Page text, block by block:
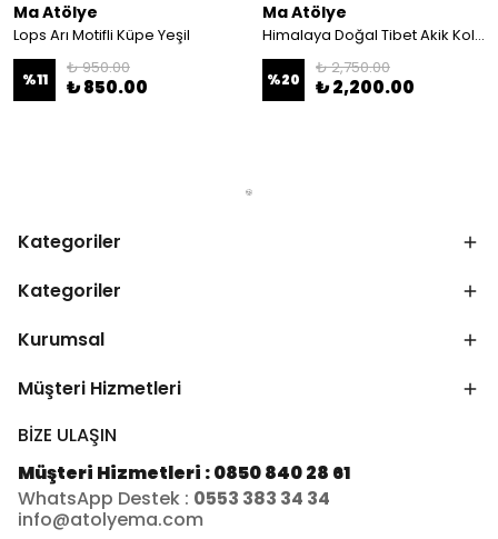
Ma Atölye
Lops Arı Motifli Küpe Yeşil
%11
₺ 950.00
₺ 850.00
Ma Atölye
Himalaya Doğal Tibet Akik Kolye
%20
₺ 2,750.00
₺ 2,200.00
Kategoriler
Kategoriler
Kurumsal
Müşteri Hizmetleri
BİZE ULAŞIN
Müşteri Hizmetleri : 0850 840 28 61
WhatsApp Destek : 0553 383 34 34
info@atolyema.com